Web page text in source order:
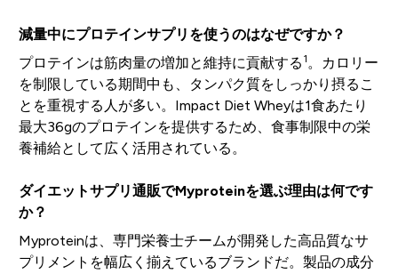
減量中にプロテインサプリを使うのはなぜですか？
プロテインは筋肉量の増加と維持に貢献する 1 。カロリー
を制限している期間中も、タンパク質をしっかり摂るこ
とを重視する人が多い。Impact Diet Wheyは1食あたり
最大36gのプロテインを提供するため、食事制限中の栄
養補給として広く活用されている。
ダイエットサプリ通販でMyproteinを選ぶ理由は何です
か？
Myproteinは、専門栄養士チームが開発した高品質なサ
プリメントを幅広く揃えているブランドだ。製品の成分